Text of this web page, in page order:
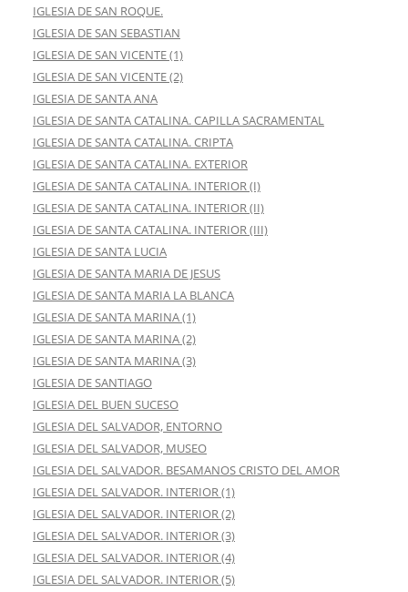
IGLESIA DE SAN ROQUE.
IGLESIA DE SAN SEBASTIAN
IGLESIA DE SAN VICENTE (1)
IGLESIA DE SAN VICENTE (2)
IGLESIA DE SANTA ANA
IGLESIA DE SANTA CATALINA. CAPILLA SACRAMENTAL
IGLESIA DE SANTA CATALINA. CRIPTA
IGLESIA DE SANTA CATALINA. EXTERIOR
IGLESIA DE SANTA CATALINA. INTERIOR (I)
IGLESIA DE SANTA CATALINA. INTERIOR (II)
IGLESIA DE SANTA CATALINA. INTERIOR (III)
IGLESIA DE SANTA LUCIA
IGLESIA DE SANTA MARIA DE JESUS
IGLESIA DE SANTA MARIA LA BLANCA
IGLESIA DE SANTA MARINA (1)
IGLESIA DE SANTA MARINA (2)
IGLESIA DE SANTA MARINA (3)
IGLESIA DE SANTIAGO
IGLESIA DEL BUEN SUCESO
IGLESIA DEL SALVADOR, ENTORNO
IGLESIA DEL SALVADOR, MUSEO
IGLESIA DEL SALVADOR. BESAMANOS CRISTO DEL AMOR
IGLESIA DEL SALVADOR. INTERIOR (1)
IGLESIA DEL SALVADOR. INTERIOR (2)
IGLESIA DEL SALVADOR. INTERIOR (3)
IGLESIA DEL SALVADOR. INTERIOR (4)
IGLESIA DEL SALVADOR. INTERIOR (5)